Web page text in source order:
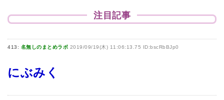
注目記事
413: 名無しのまとめラボ 2019/09/19(木) 11:06:13.75 ID:bscRbBJp0
にぶみく